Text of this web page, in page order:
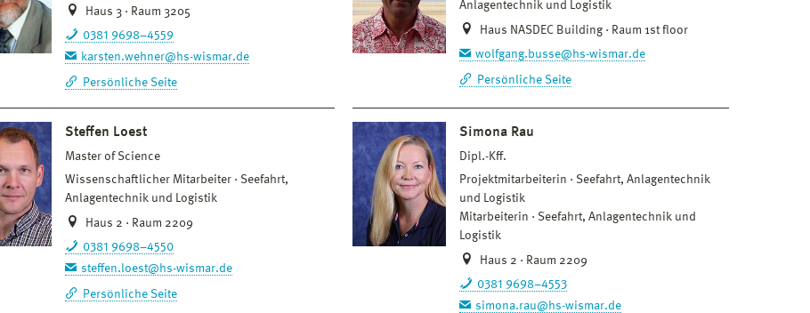
Haus 3 · Raum 3205
0381 9698–4559
karsten.wehner@hs-wismar.de
Persönliche Seite
Anlagentechnik und Logistik
Haus NASDEC Building · Raum 1st floor
wolfgang.busse@hs-wismar.de
Persönliche Seite
Steffen Loest
Master of Science
Wissenschaftlicher Mitarbeiter
Seefahrt,
Anlagentechnik und Logistik
Haus 2 · Raum 2209
0381 9698–4550
steffen.loest@hs-wismar.de
Persönliche Seite
Simona Rau
Dipl.-Kff.
Projektmitarbeiterin
Seefahrt, Anlagentechnik
und Logistik
Mitarbeiterin
Seefahrt, Anlagentechnik und
Logistik
Haus 2 · Raum 2209
0381 9698–4553
simona.rau@hs-wismar.de